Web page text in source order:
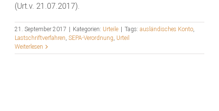
(Urt.v. 21.07.2017).
21. September 2017 Kategorien: Urteile Tags: ausländisches Konto,
Lastschriftverfahren, SEPA-Verordnung, Urteil
Weiterlesen